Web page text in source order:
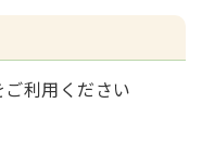
利用ください